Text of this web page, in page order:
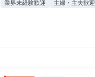
業界未経験歓迎 主婦・主夫歓迎